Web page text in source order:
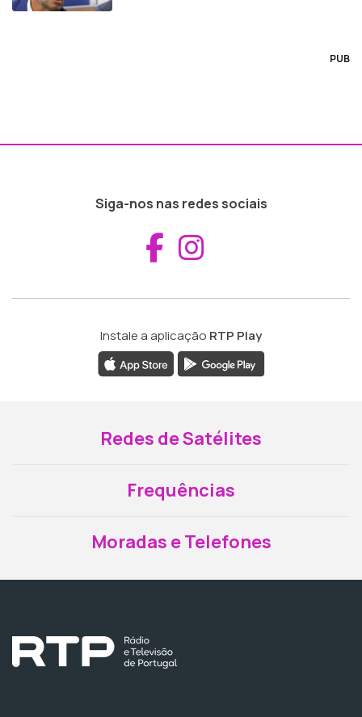
PUB
Siga-nos nas redes sociais
Aceder ao
Instale a aplicação RTP Play
Redes de Satélites
Frequências
Moradas e Telefones